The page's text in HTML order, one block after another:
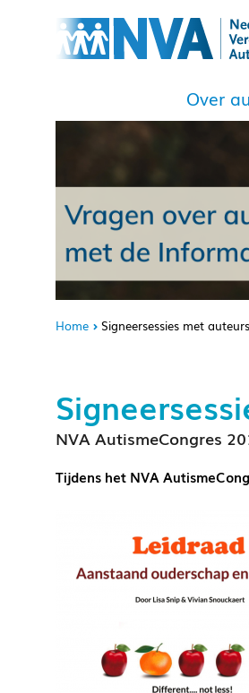
Over
Home Signeersessies met auteurs
NVA AutismeCongres
Tijdens het NVA